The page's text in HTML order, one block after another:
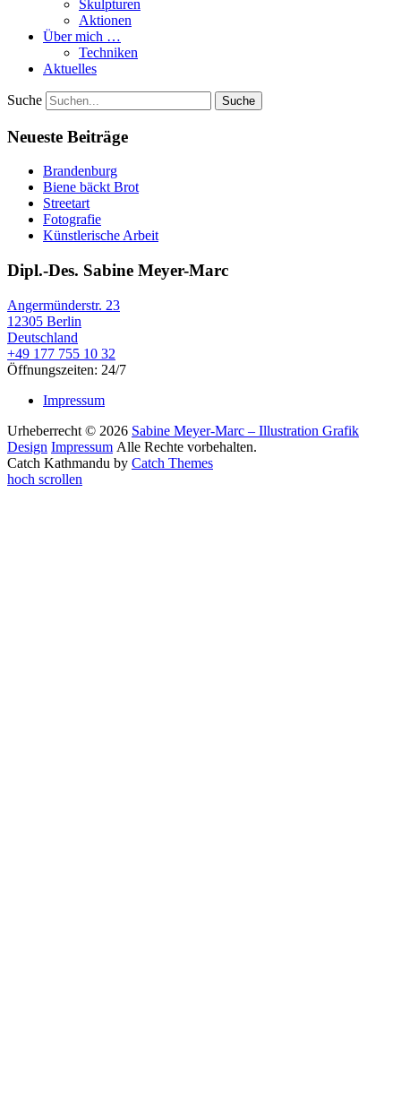
Skulpturen
Aktionen
Über mich …
Techniken
Aktuelles
Suche
Neueste Beiträge
Brandenburg
Biene bäckt Brot
Streetart
Fotografie
Künstlerische Arbeit
Dipl.-Des. Sabine Meyer-Marc
Angermünderstr. 23
12305 Berlin
Deutschland
+49 177 755 10 32
Öffnungszeiten: 24/7
Impressum
Urheberrecht © 2026 Sabine Meyer-Marc – Illustration Grafik
Design Impressum Alle Rechte vorbehalten.
Catch Kathmandu by Catch Themes
hoch scrollen